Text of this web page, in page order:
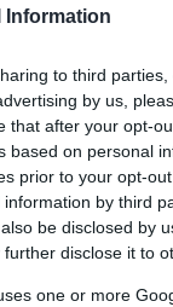
Information
to third
by us,
that after your opt-
based on personal
prior to your opt-
by third
be disclosed by
disclose it to
one or more